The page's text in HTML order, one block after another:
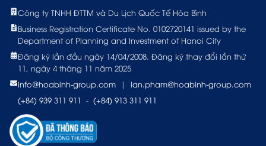
Công ty TNHH ĐTTM và Du Lịch Quốc Tế Hòa Bình
Business Registration Certificate No. 0102720141 issued by the
Department of Planning and Investment of Hanoi City
Đăng ký lần đầu ngày 14/04/2008. Đăng ký thay đổi lần thứ
11, ngày 4 tháng 11 năm 2025
info@hoabinh-group.com
|
lan.pham@hoabinh-group.com
(+84) 939 311 911 - (+84) 913 311 911